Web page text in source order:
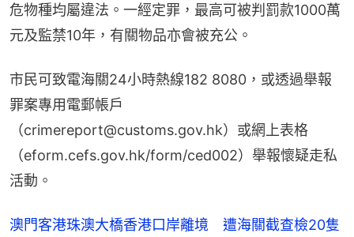
危物種均屬違法。一經定罪，最高可被判罰款1000萬
元及監禁10年，有關物品亦會被充公。
市民可致電海關24小時熱線182 8080，或透過舉報
罪案專用電郵帳戶
（crimereport@customs.gov.hk）或網上表格
（eform.cefs.gov.hk/form/ced002）舉報懷疑走私
活動。
澳門客港珠澳大橋香港口岸離境 遭海關截查檢20隻